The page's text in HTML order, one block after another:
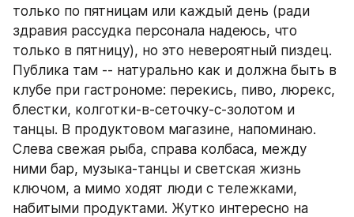
только по пятницам или каждый день (ради
здравия рассудка персонала надеюсь, что
только в пятницу), но это невероятный пиздец.
Публика там -- натурально как и должна быть в
клубе при гастрономе: перекись, пиво, люрекс,
блестки, колготки-в-сеточку-с-золотом и
танцы. В продуктовом магазине, напоминаю.
Слева свежая рыба, справа колбаса, между
ними бар, музыка-танцы и светская жизнь
ключом, а мимо ходят люди с тележками,
набитыми продуктами. Жутко интересно на